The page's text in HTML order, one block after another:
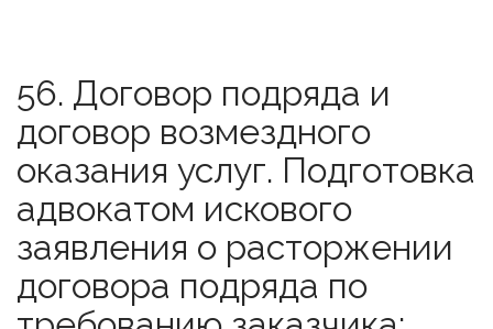
56. Договор подряда и
договор возмездного
оказания услуг. Подготовка
адвокатом искового
заявления о расторжении
договора подряда по